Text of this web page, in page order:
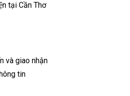
tại Cần Thơ
và giao nhận
tin